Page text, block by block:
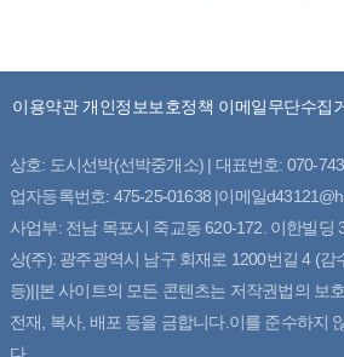
이용약관 개인정보보호정책 이메일무단수집
상호: 도시선박(선박중개소) | 대표번호: 070-
업자등록번호: 475-25-01638 |이메일
사업부: 전남 목포시 죽교동 620-172. 이한빌딩
상(주): 광주광역시 남구 회재로 1200번길 4 (감
등)||본 사이트의 모든 콘텐츠는 저작권법의 보
전재, 복사, 배포 등을 금합니다.이를 준수하지